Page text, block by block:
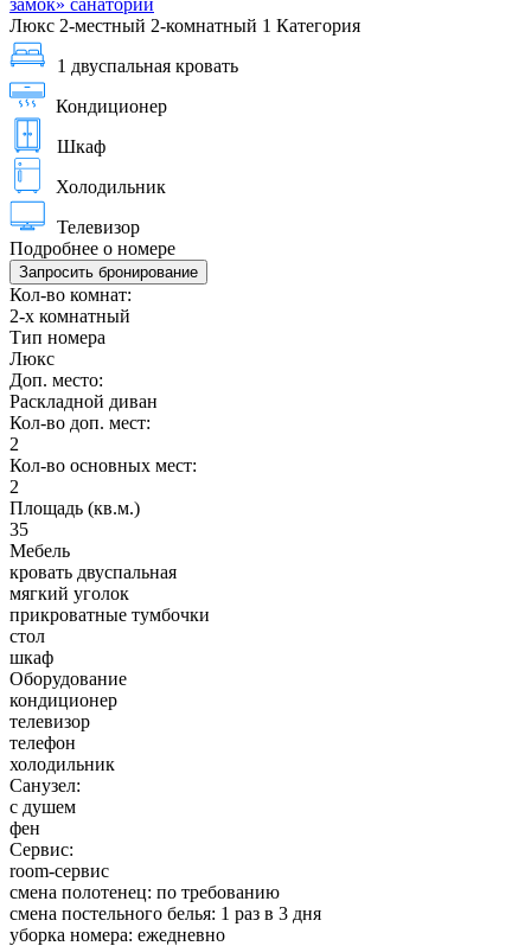
Люкс 2-местный 2-комнатный 1 Категория
1 двуспальная кровать
Кондиционер
Шкаф
Холодильник
Телевизор
Подробнее о номере
Запросить бронирование
Кол-во комнат:
2-х комнатный
Тип номера
Люкс
Доп. место:
Раскладной диван
Кол-во доп. мест:
2
Кол-во основных мест:
2
Площадь (кв.м.)
35
Мебель
кровать двуспальная
мягкий уголок
прикроватные тумбочки
стол
шкаф
Оборудование
кондиционер
телевизор
телефон
холодильник
Санузел:
с душем
фен
Сервис:
room-сервис
смена полотенец: по требованию
смена постельного белья: 1 раз в 3 дня
уборка номера: ежедневно